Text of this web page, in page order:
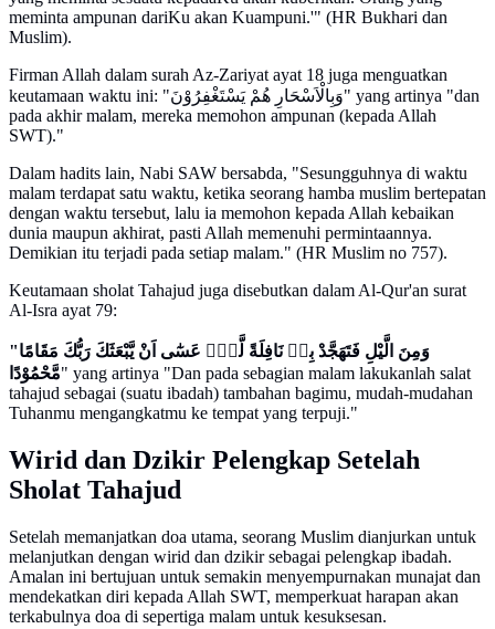
meminta ampunan dariKu akan Kuampuni.'" (HR Bukhari dan
Muslim).
Firman Allah dalam surah Az-Zariyat ayat 18 juga menguatkan
keutamaan waktu ini: "وَبِالْاَسْحَارِ هُمْ يَسْتَغْفِرُوْنَ" yang artinya "dan
pada akhir malam, mereka memohon ampunan (kepada Allah
SWT)."
Dalam hadits lain, Nabi SAW bersabda, "Sesungguhnya di waktu
malam terdapat satu waktu, ketika seorang hamba muslim bertepatan
dengan waktu tersebut, lalu ia memohon kepada Allah kebaikan
dunia maupun akhirat, pasti Allah memenuhi permintaannya.
Demikian itu terjadi pada setiap malam." (HR Muslim no 757).
Keutamaan sholat Tahajud juga disebutkan dalam Al-Qur'an surat
Al-Isra ayat 79:
"وَمِنَ الَّيْلِ فَتَهَجَّدْ بِهٖ نَافِلَةً لَّكَۖ عَسٰٓى اَنْ يَّبْعَثَكَ رَبُّكَ مَقَامًا
مَّحْمُوْدًا" yang artinya "Dan pada sebagian malam lakukanlah salat
tahajud sebagai (suatu ibadah) tambahan bagimu, mudah-mudahan
Tuhanmu mengangkatmu ke tempat yang terpuji."
Wirid dan Dzikir Pelengkap Setelah
Sholat Tahajud
Setelah memanjatkan doa utama, seorang Muslim dianjurkan untuk
melanjutkan dengan wirid dan dzikir sebagai pelengkap ibadah.
Amalan ini bertujuan untuk semakin menyempurnakan munajat dan
mendekatkan diri kepada Allah SWT, memperkuat harapan akan
terkabulnya doa di sepertiga malam untuk kesuksesan.